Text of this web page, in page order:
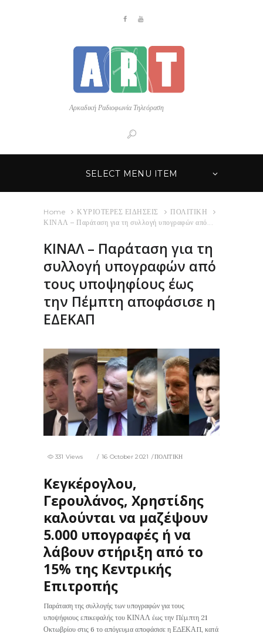
Αρκαδική Ραδιοφωνία Τηλεόραση
SELECT MENU ITEM
Home ΚΥΡΙΟΤΕΡΕΣ ΕΙΔΗΣΕΙΣ
ΠΟΛΙΤΙΚΗ
ΚΙΝΑΛ – Παράταση για τη συλλογή υπογραφών από...
ΚΙΝΑΛ – Παράταση για τη
συλλογή υπογραφών από
τους υποψηφίους έως
την Πέμπτη αποφάσισε η
ΕΔΕΚΑΠ
16 October 2021 ΠΟΛΙΤΙΚΗ
331 Views
Κεγκέρογλου,
Γερουλάνος, Χρηστίδης
καλούνται να μαζέψουν
5.000 υπογραφές ή να
λάβουν στήριξη από το
15% της Κεντρικής
Επιτροπής
Παράταση της συλλογής των υπογραφών για τους
υποψήφιους επικεφαλής του ΚΙΝΑΛ έως την Πέμπτη 21
Οκτωβρίου στις 6 το απόγευμα αποφάσισε η ΕΔΕΚΑΠ, κατά